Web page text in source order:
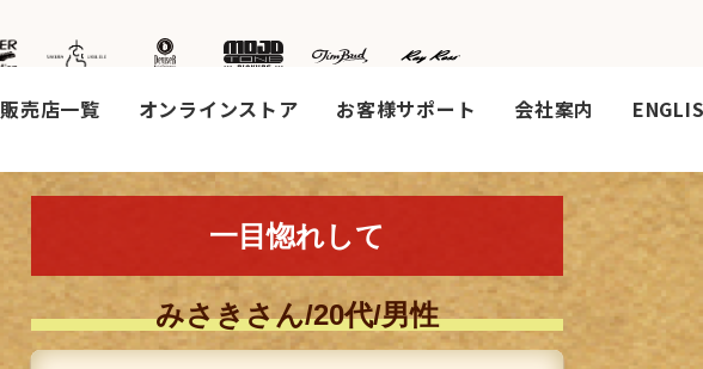
販売店一覧 オンラインストア お客様サポート 会社案内
一目惚れして
みさきさん/20代/男性